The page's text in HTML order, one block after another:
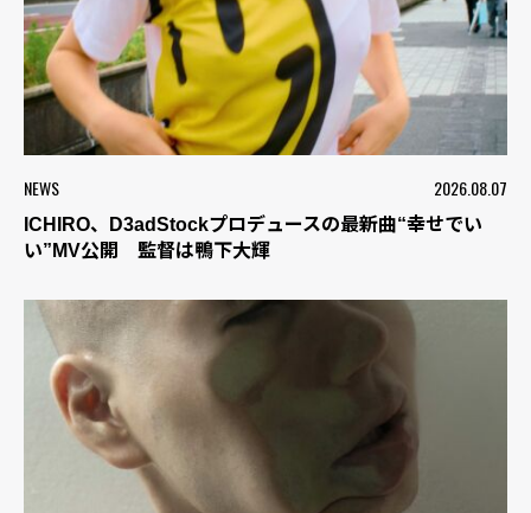
NEWS 2026.08.07
ICHIRO、D3adStockプロデュースの最新曲“幸せでい
い”MV公開 監督は鴨下大輝